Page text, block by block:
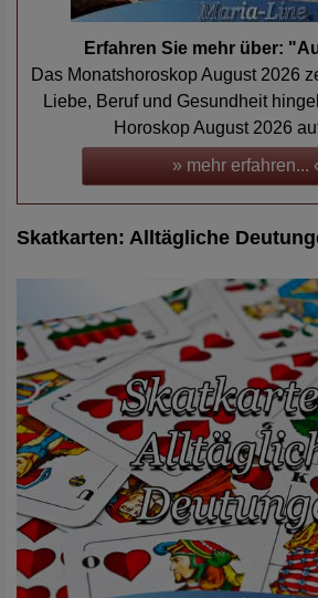
Erfahren Sie mehr über:
Das Monatshoroskop August 2026
Liebe, Beruf und Gesundheit
Horoskop August 2026
» mehr erfahren...
Skatkarten: Alltägliche